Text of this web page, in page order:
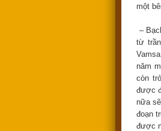
một
–
từ
năm
còn
được
nữa
đoạn
được